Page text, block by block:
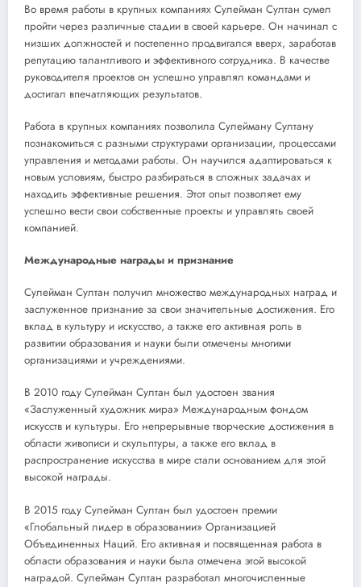
Во время работы в крупных компаниях Сулейман Султан сумел
пройти через различные стадии в своей карьере. Он начинал с
низших должностей и постепенно продвигался вверх, заработав
репутацию талантливого и эффективного сотрудника. В качестве
руководителя проектов он успешно управлял командами и
достигал впечатляющих результатов.
Работа в крупных компаниях позволила Сулейману Султану
познакомиться с разными структурами организации, процессами
управления и методами работы. Он научился адаптироваться к
новым условиям, быстро разбираться в сложных задачах и
находить эффективные решения. Этот опыт позволяет ему
успешно вести свои собственные проекты и управлять своей
компанией.
Международные награды и признание
Сулейман Султан получил множество международных наград и
заслуженное признание за свои значительные достижения. Его
вклад в культуру и искусство, а также его активная роль в
развитии образования и науки были отмечены многими
организациями и учреждениями.
В 2010 году Сулейман Султан был удостоен звания
«Заслуженный художник мира» Международным фондом
искусств и культуры. Его непрерывные творческие достижения в
области живописи и скульптуры, а также его вклад в
распространение искусства в мире стали основанием для этой
высокой награды.
В 2015 году Сулейман Султан был удостоен премии
«Глобальный лидер в образовании» Организацией
Объединенных Наций. Его активная и посвященная работа в
области образования и науки была отмечена этой высокой
наградой. Сулейман Султан разработал многочисленные